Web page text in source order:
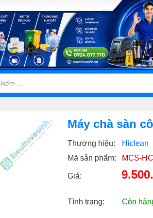
Máy chà sàn
Thương hiệu:
Hiclean
Mã sản phẩm:
MCS-
Giá:
Tình trạng: Còn